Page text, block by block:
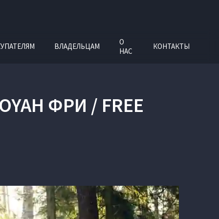
ВЛАДЕЛЬЦАМ
О
НАС
КОНТАКТЫ
ФРИ / FREE